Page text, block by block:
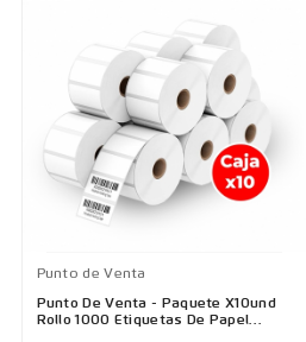
Punto de Venta
Punto De Venta - Paquete X10und
Rollo 1000 Etiquetas De Papel